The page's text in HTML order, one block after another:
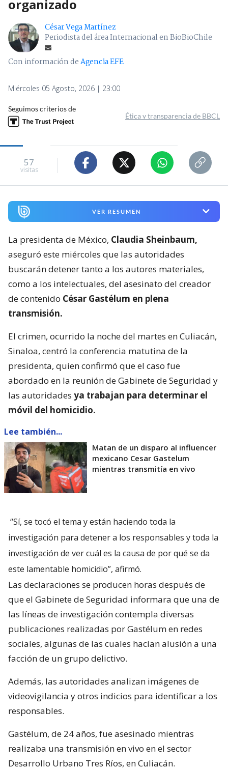
organizado
César Vega Martínez
Periodista del área Internacional en BioBioChile
Con información deAgencia EFE
Miércoles 05 Agosto, 2026 | 23:00
Seguimos criterios de
Ética y transparencia de BBCL
57
visitas
VER RESUMEN
La presidenta de México, Claudia Sheinbaum,
aseguró este miércoles que las autoridades
buscarán detener tanto a los autores materiales,
como a los intelectuales, del asesinato del creador
de contenido César Gastélum en plena
transmisión.
El crimen, ocurrido la noche del martes en Culiacán,
Sinaloa, centró la conferencia matutina de la
presidenta, quien confirmó que el caso fue
abordado en la reunión de Gabinete de Seguridad y
las autoridades ya trabajan para determinar el
móvil del homicidio.
Lee también...
Matan de un disparo al influencer
mexicano Cesar Gastelum
mientras transmitía en vivo
“Sí, se tocó el tema y están haciendo toda la
investigación para detener a los responsables y toda la
investigación de ver cuál es la causa de por qué se da
este lamentable homicidio”, afirmó.
Las declaraciones se producen horas después de
que el Gabinete de Seguridad informara que una de
las líneas de investigación contempla diversas
publicaciones realizadas por Gastélum en redes
sociales, algunas de las cuales hacían alusión a una
facción de un grupo delictivo.
Además, las autoridades analizan imágenes de
videovigilancia y otros indicios para identificar a los
responsables.
Gastélum, de 24 años, fue asesinado mientras
realizaba una transmisión en vivo en el sector
Desarrollo Urbano Tres Ríos, en Culiacán.